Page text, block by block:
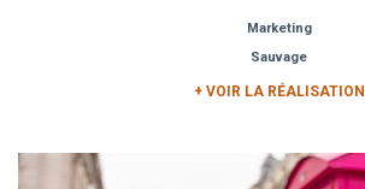
Marketing
Sauvage
+ VOIR LA RÉALISATION